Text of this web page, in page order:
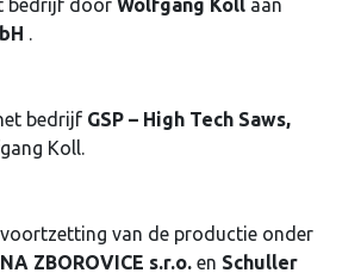
bedrijf door Wolfgang Koll aan
.
bedrijf GSP – High Tech Saws,
Koll.
van de productie onder
ZBOROVICE s.r.o. en Schuller